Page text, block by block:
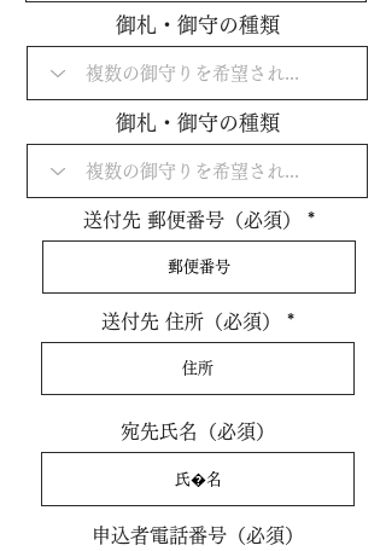
御札・御守の種類
御札・御守の種類
送付先 郵便番号（必須）
送付先 住所（必須）
宛先氏名（必須）
申込者電話番号（必須）